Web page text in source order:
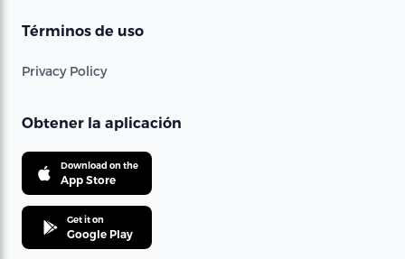
Términos de uso
Privacy Policy
Obtener la aplicación
Download on the
App Store
Get it on
Google Play